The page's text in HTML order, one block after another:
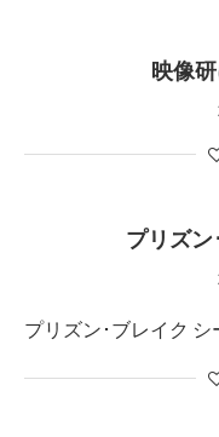
映像
プリズ
プリズン･ブレイク シ